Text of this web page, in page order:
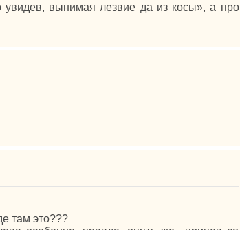
вынимая лезвие да из косы», а про
там это???